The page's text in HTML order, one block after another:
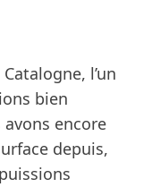
l’un
bien
encore
depuis,